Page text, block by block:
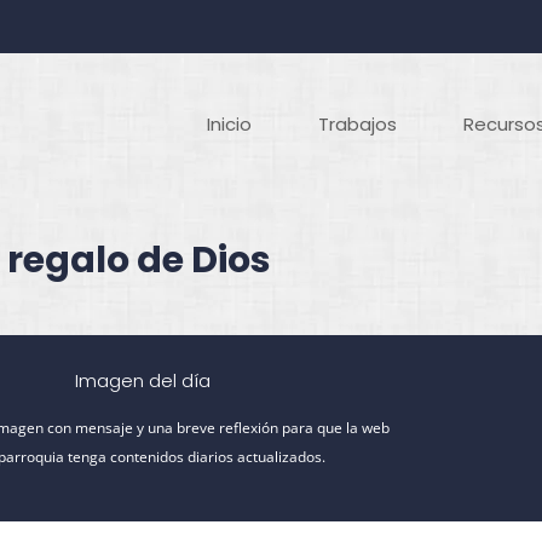
de Dios
Inicio Trabajos
Imagen del día
con mensaje y una breve reflexión para que la web
tenga contenidos diarios actualizados.